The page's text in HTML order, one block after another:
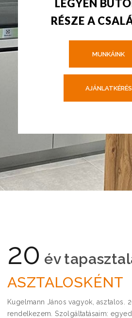
LEGYEN
RÉSZE A
MUNKÁINK
AJÁNLATKÉRÉS
20 év
ASZTALOSKÉNT
Kugelmann János vagyok, asztalos.
rendelkezem. Szolgáltatásaim: